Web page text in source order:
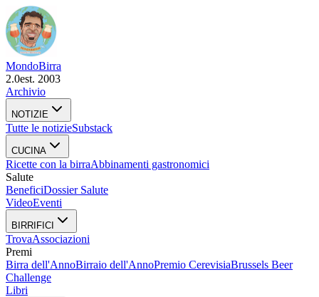
MondoBirra
2.0est. 2003
Archivio
NOTIZIE
Tutte le notizieSubstack
CUCINA
Ricette con la birraAbbinamenti gastronomici
Salute
BeneficiDossier Salute
VideoEventi
BIRRIFICI
TrovaAssociazioni
Premi
Birra dell'AnnoBirraio dell'AnnoPremio CerevisiaBrussels Beer
Challenge
Libri